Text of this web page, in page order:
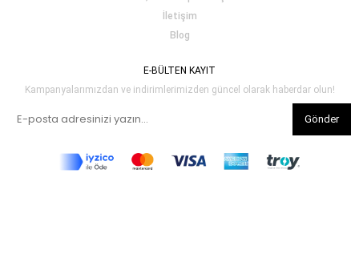
İletişim
Blog
E-BÜLTEN KAYIT
Kampanyalarımızdan ve indirimlerimizden güncel olarak haberdar olun!
Gönder